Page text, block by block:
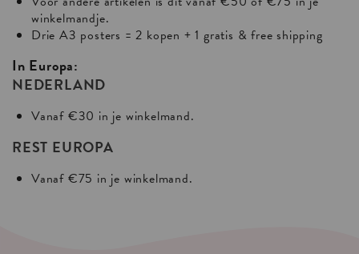
winkelmandje.
Drie A3 posters = 2 kopen + 1 gratis & free shipping
In Europa:
NEDERLAND
Vanaf €30 in je winkelmand.
REST EUROPA
Vanaf €75 in je winkelmand.